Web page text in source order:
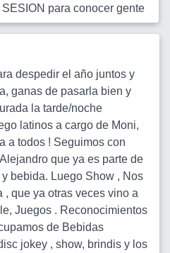
para conocer gente
despedir el año juntos y
ganas de pasarla bien y
la tarde/noche
latinos a cargo de Moni,
a todos ! Seguimos con
que ya es parte de
bebida. Luego Show , Nos
que ya otras veces vino a
Juegos . Reconocimientos
de Bebidas
jokey , show, brindis y los